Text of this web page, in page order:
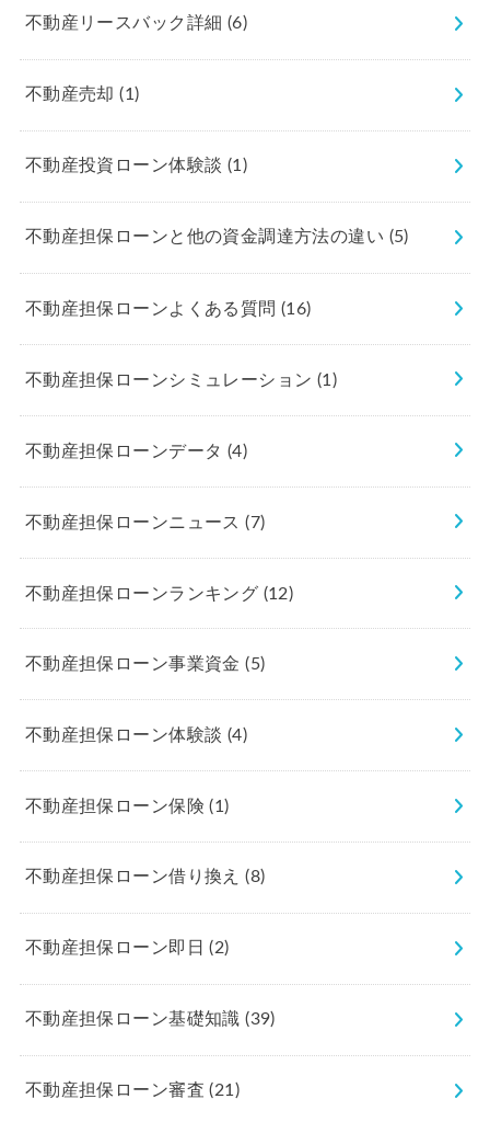
不動産リースバック詳細 (6)
不動産売却(1)
不動産投資ローン体験談 (1)
不動産担保ローンと他の資金調達方法の違い (5)
不動産担保ローンよくある質問(16)
不動産担保ローンシミュレーション (1)
不動産担保ローンデータ (4)
不動産担保ローンニュース(7)
不動産担保ローンランキング (12)
不動産担保ローン事業資金(5)
不動産担保ローン体験談 (4)
不動産担保ローン保険(1)
不動産担保ローン借り換え(8)
不動産担保ローン即日(2)
不動産担保ローン基礎知識(39)
不動産担保ローン審査(21)